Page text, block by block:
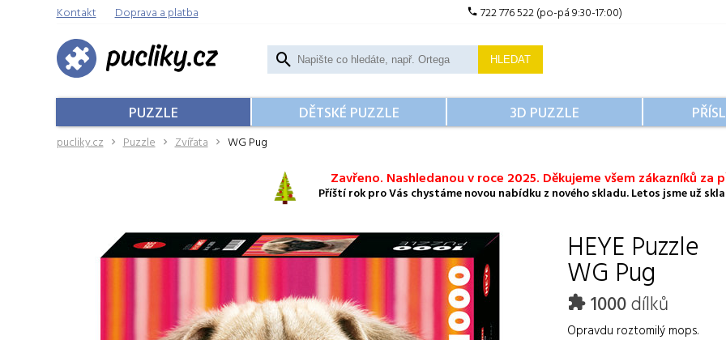
Kontakt Doprava a platba 722 776 522 (po-pá 9:30-17:00)
HLEDAT
PUZZLE DĚTSKÉ PUZZLE 3D PUZZLE
pucliky.cz Puzzle Zvířata WG Pug
Zavřeno. Nashledanou v roce 2025. Děkujeme všem zákazníků za
Příští rok pro Vás chystáme novou nabídku z nového skladu. Letos jsme už
HEYE Puzzle
WG Pug
1000dílků
Opravdu roztomilý mops.